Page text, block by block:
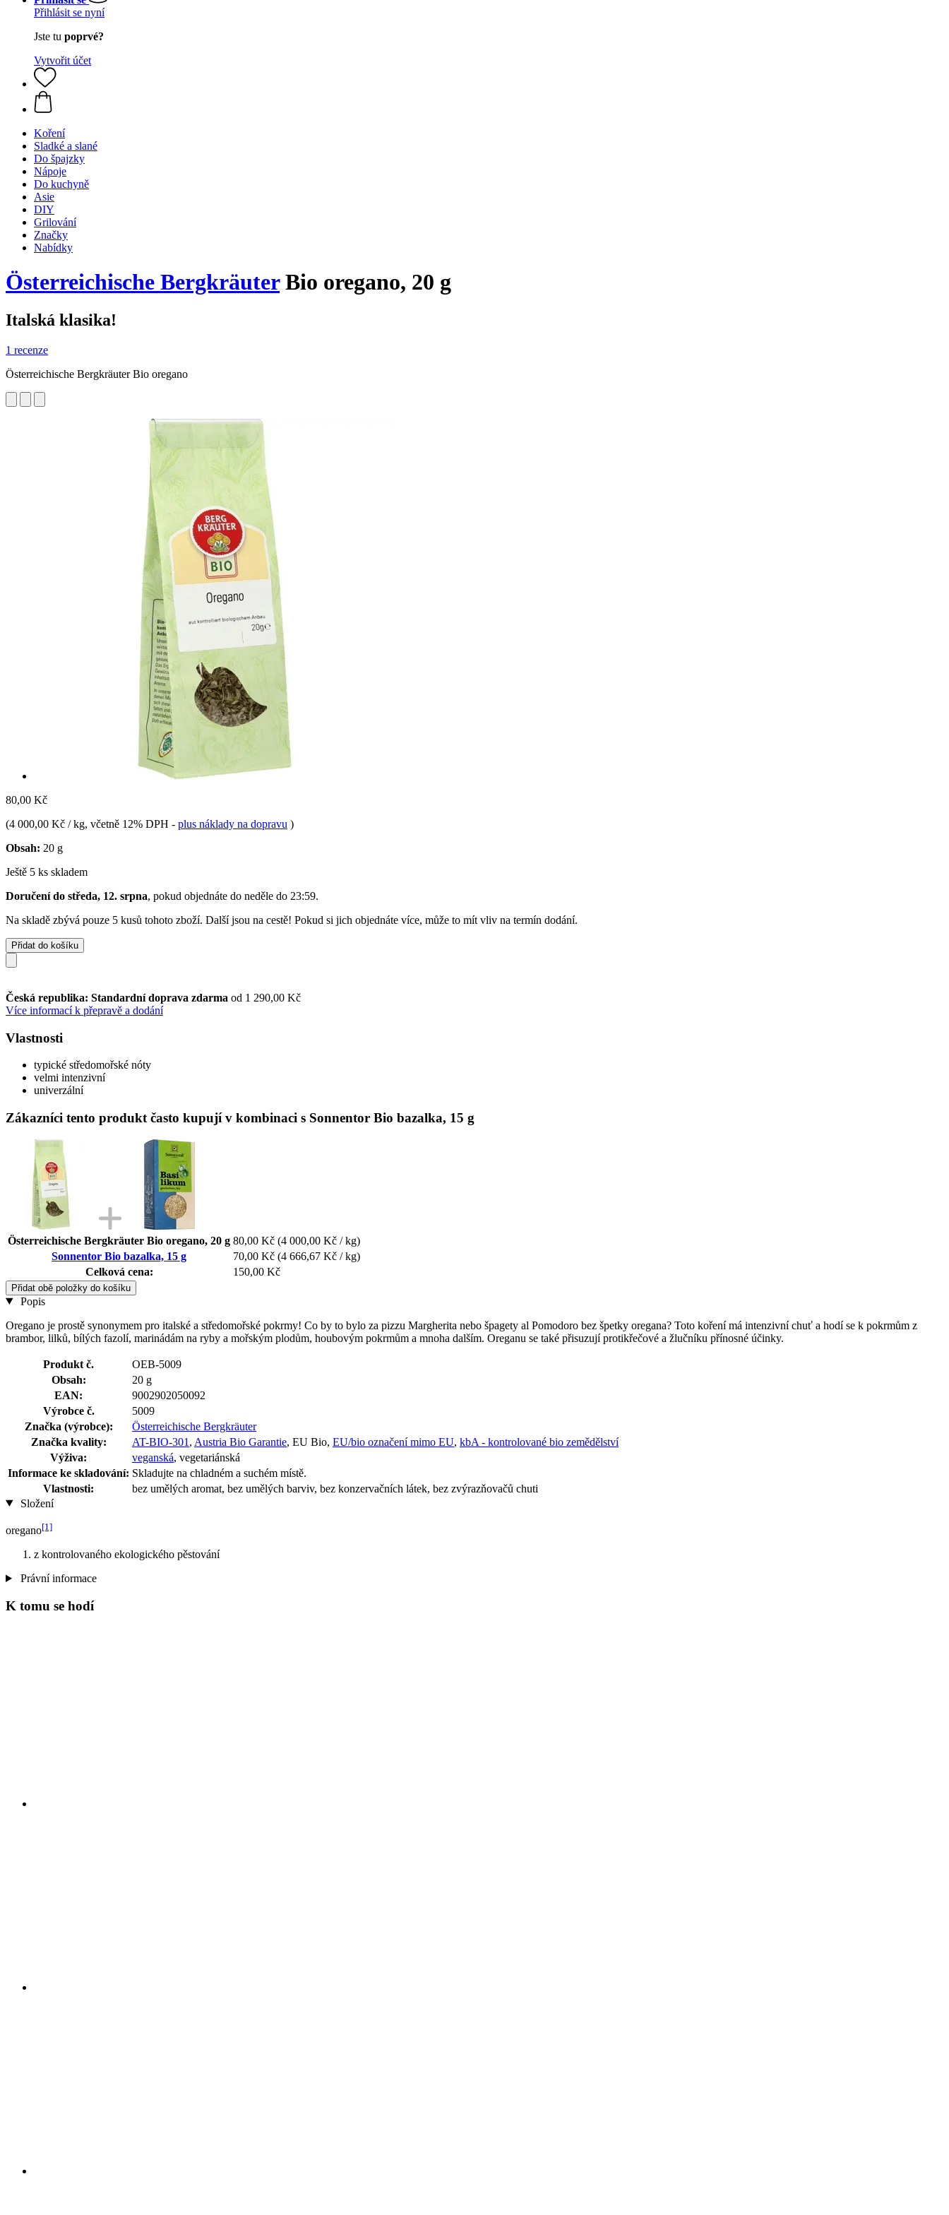
Přihlásit se nyní
Jste tu poprvé?
Vytvořit účet
Koření
Sladké a slané
Do špajzky
Nápoje
Do kuchyně
Asie
DIY
Grilování
Značky
Nabídky
Österreichische BergkräuterBio oregano, 20 g
Italská klasika!
1 recenze
Österreichische Bergkräuter Bio oregano
80,00 Kč
(4 000,00 Kč / kg, včetně 12% DPH - plus náklady na dopravu )
Obsah: 20 g
Ještě 5 ks skladem
Doručení do středa, 12. srpna, pokud objednáte do neděle do 23:59.
Na skladě zbývá pouze 5 kusů tohoto zboží. Další jsou na cestě! Pokud si jich objednáte více, může to mít vliv na termín dodání.
Přidat do košíku
Česká republika: Standardní doprava zdarma od 1 290,00 Kč
Více informací k přepravě a dodání
Vlastnosti
typické středomořské nóty
velmi intenzivní
univerzální
Zákazníci tento produkt často kupují v kombinaci s Sonnentor Bio bazalka, 15 g
Österreichische Bergkräuter Bio oregano, 20 g 80,00 Kč (4 000,00 Kč / kg)
Sonnentor Bio bazalka, 15 g
70,00 Kč (4 666,67 Kč / kg)
Celková cena:
150,00 Kč
Přidat obě položky do košíku
Popis
Oregano je prostě synonymem pro italské a středomořské pokrmy! Co by to bylo za pizzu Margherita nebo špagety al Pomodoro bez špetky oregana? Toto koření má intenzivní chuť a hodí se k pokrmům z
brambor, lilků, bílých fazolí, marinádám na ryby a mořským plodům, houbovým pokrmům a mnoha dalším. Oreganu se také přisuzují protikřečové a žlučníku přínosné účinky.
Produkt č.
OEB-5009
Obsah:
20 g
EAN:
9002902050092
Výrobce č.
5009
Značka (výrobce):
Österreichische Bergkräuter
Značka kvality:
AT-BIO-301 , Austria Bio Garantie, EU Bio, EU/bio označení mimo EU, kbA - kontrolované bio zemědělství
Výživa:
veganská, vegetariánská
Informace ke skladování: Skladujte na chladném a suchém místě.
Vlastnosti:
bez umělých aromat, bez umělých barviv, bez konzervačních látek, bez zvýrazňovačů chuti
Složení
oregano[1]
z kontrolovaného ekologického pěstování
Právní informace
K tomu se hodí